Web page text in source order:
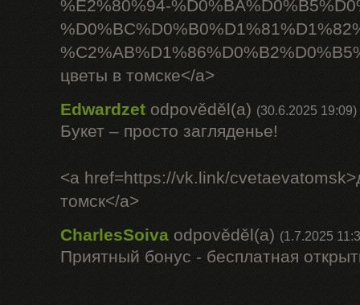
%E2%80%94-
цветы в томске</a>
Edwardzet odpověděl(a) (30.6.2025 19:09)
Букет – просто загляденье!
<a href=https://vk.link/
томск</a>
CharlesSoiva odpověděl(a) (1.7.2025
Приятный бонус - бесплатная